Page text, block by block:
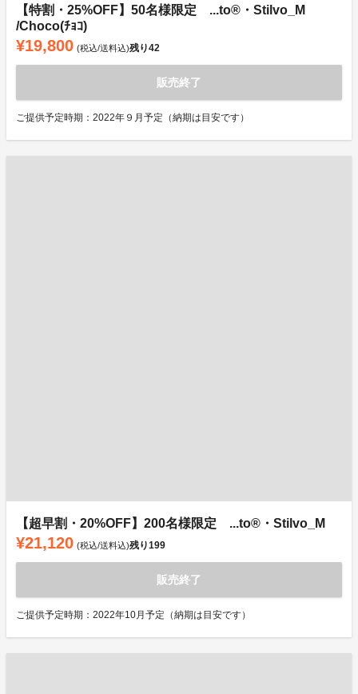
【特割・25%OFF】50名様限定 ...to®・Stilvo_M
/Choco(ﾁｮｺ)
¥19,800 (税込/送料込)残り42
販売終了
ご提供予定時期：2022年９月予定（納期は目安です）
【超早割・20%OFF】200名様限定 ...to®・Stilvo_M
¥21,120 (税込/送料込)残り199
販売終了
ご提供予定時期：2022年10月予定（納期は目安です）